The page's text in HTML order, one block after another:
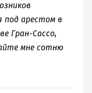
под арестом в
Гран-Сассо,
мне сотню